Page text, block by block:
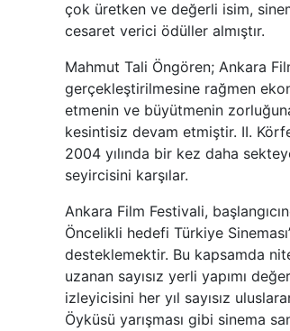
çok üretken ve değerli isim,
cesaret verici ödüller almıştır.
Mahmut Tali Öngören; Ankara
gerçekleştirilmesine rağmen
etmenin ve büyütmenin
kesintisiz devam etmiştir. II.
2004 yılında bir kez daha
seyircisini karşılar.
Ankara Film Festivali,
Öncelikli hedefi Türkiye
desteklemektir. Bu kapsamda
uzanan sayısız yerli yapımı
izleyicisini her yıl sayısız
Öyküsü yarışması gibi sinema